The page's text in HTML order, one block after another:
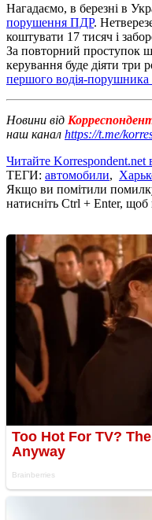
Нагадаємо, в березні в
порушення ПДР.
коштувати 17 тисяч і
За повторний проступок
керування буде діяти три
першого водія-
Новини від
наш канал https://t.me/
Читайте Korrespondent.net
ТЕГИ: автомобили,
Якщо ви помітили
натисніть Ctrl + Enter,